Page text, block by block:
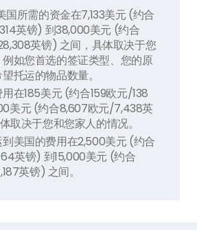
国所需的资金在7,133美元 (约合
英镑) 到38,000美元 (约合
英镑) 之间，具体取决于您
如您首选的签证类型、您的原
托运的物品数量。
在185美元 (约合159欧元/138
美元 (约合8,607欧元/7,438英
取决于您和您家人的情况。
美国的费用在2,500美元 (约合
英镑) 到15,000美元 (约合
英镑) 之间。